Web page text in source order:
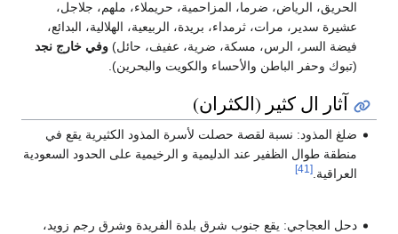
الحريق، الرياض، ضرما، المزاحمية، حريملاء، ملهم، جلاجل،
عشيرة سدير، مرات، ثرمداء، بريدة، الربيعية، الهلالية، البدائع،
فيضة السر، الرس، مسكة، ضرية، عفيف، حائل)وفي خارج نجد
(تبوك وحفر الباطن والأحساء والكويت والبحرين).
آثار ال كثير (الكثران)
ضلغ المذود: نسبة لقصة حصلت لأسرة المذود الكثيرية يقع في
منطقة طوال الظفير عند الدليمية و الرخيمية على الحدود السعودية
العراقية.[41]
دحل العجاجي: يقع جنوب شرق بلدة الفريدة وشرق رجم زويد،